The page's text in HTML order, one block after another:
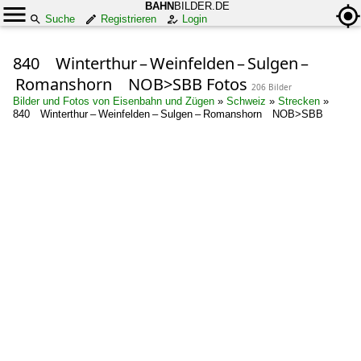
BAHN BILDER.DE
Suche
Registrieren Login
840 Winterthur – Weinfelden – Sulgen –
Romanshorn NOB>SBB Fotos 206 Bilder
Bilder und Fotos von Eisenbahn und Zügen » Schweiz » Strecken »
840 Winterthur – Weinfelden – Sulgen – Romanshorn NOB>SBB